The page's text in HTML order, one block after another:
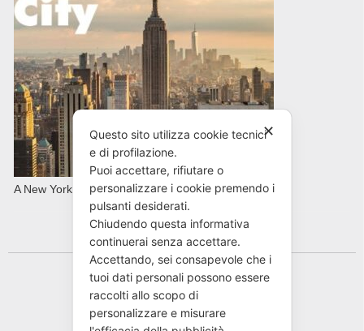
A New York con AVIS in primavera
✕
Questo sito utilizza cookie tecnici
e di profilazione.
Puoi accettare, rifiutare o
personalizzare i cookie premendo i
pulsanti desiderati.
Chiudendo questa informativa
continuerai senza accettare.
Accettando, sei consapevole che i
tuoi dati personali possono essere
raccolti allo scopo di
personalizzare e misurare